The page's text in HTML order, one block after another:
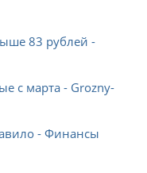
83 рублей -
с марта - Grozny-
- Финансы